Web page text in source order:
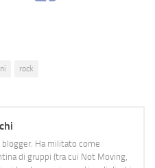
rock
Ha militato come
di gruppi (tra cui Not Moving,